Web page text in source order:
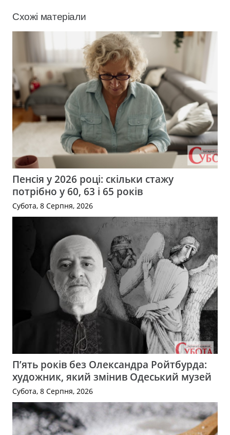
Схожі матеріали
Пенсія у 2026 році: скільки стажу
потрібно у 60, 63 і 65 років
Субота, 8 Серпня, 2026
П’ять років без Олександра Ройтбурда:
художник, який змінив Одеський музей
Субота, 8 Серпня, 2026